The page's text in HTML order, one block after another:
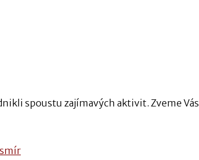
spoustu zajímavých aktivit. Zveme